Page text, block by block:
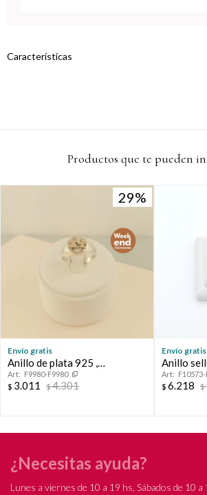
Características
Productos que te pueden
29
29
Envío gratis
Anillo de plata 925 ,
MAESTRA PRE ESCOLAR.
F9980-F9980
$ 3.011 $4.301
Envío gratis
Anillo
10 ktes.
$ 6.218 $
¿Necesitas ayuda?
Lunes a viernes de 10 a 19 hs, Sábados de 10 a